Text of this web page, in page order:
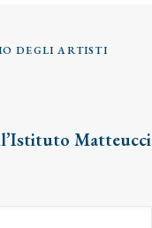
DEGLI ARTISTI
Matteucci